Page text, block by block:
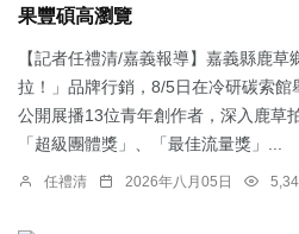
果豐碩高瀏覽
【記者任禮清/嘉義報導】嘉義縣鹿
拉！」品牌行銷，8/5日在冷研碳索館
公開展播13位青年創作者，深入鹿草
「超級團體獎」、「最佳流量獎」...
任禮清 2026年八月05日